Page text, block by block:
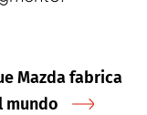
Mazda fabrica
mundo